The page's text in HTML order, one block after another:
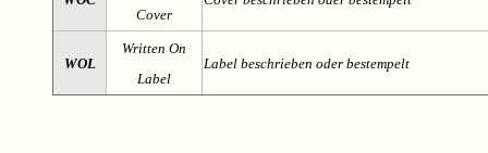
Cover
WOL
Written On
Label
Label beschrieben oder bestempelt